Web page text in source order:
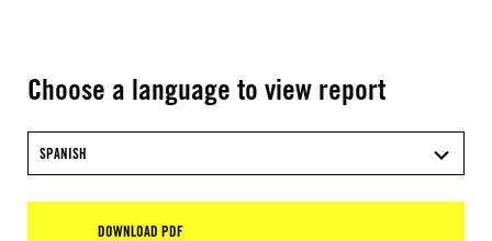
Choose a language to view report
SPANISH
DOWNLOAD PDF